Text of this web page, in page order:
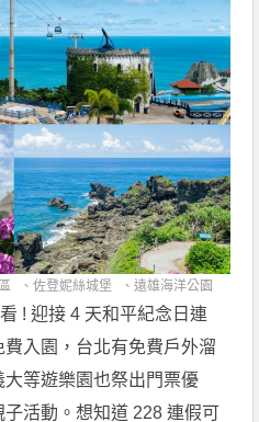
、佐登妮絲城堡 、遠雄海洋公園
! 迎接 4 天和平紀念日連
入園，台北有免費戶外溜
等遊樂園也祭出門票優
活動。想知道 228 連假可